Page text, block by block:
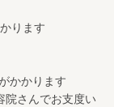
ります
かかります
院さんでお支度い